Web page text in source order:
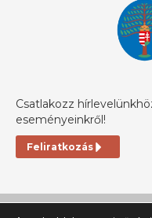
Csatlakozz
eseményeinkről!
Feliratkozás